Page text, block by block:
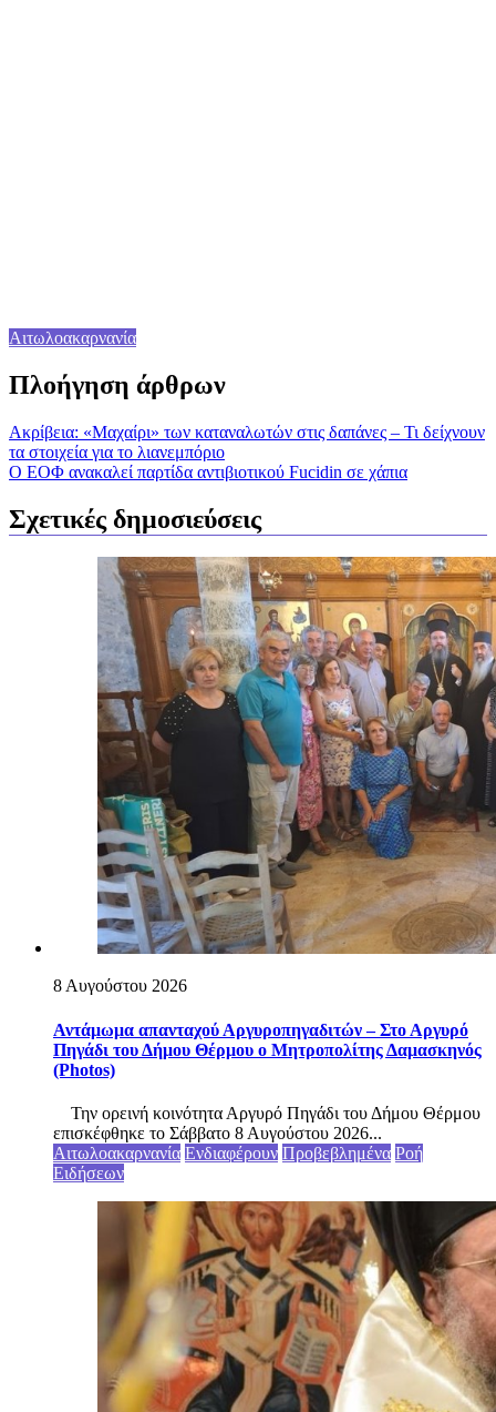
Αιτωλοακαρνανία
Πλοήγηση άρθρων
Ακρίβεια: «Μαχαίρι» των καταναλωτών στις δαπάνες – Τι δείχνουν
τα στοιχεία για το λιανεμπόριο
Ο ΕΟΦ ανακαλεί παρτίδα αντιβιοτικού Fucidin σε χάπια
Σχετικές δημοσιεύσεις
8 Αυγούστου 2026
Αντάμωμα απανταχού Αργυροπηγαδιτών – Στο Αργυρό
Πηγάδι του Δήμου Θέρμου ο Μητροπολίτης Δαμασκηνός
(Photos)
Την ορεινή κοινότητα Αργυρό Πηγάδι του Δήμου Θέρμου
επισκέφθηκε το Σάββατο 8 Αυγούστου 2026...
Αιτωλοακαρνανία Ενδιαφέρουν Προβεβλημένα Ροή
Ειδήσεων